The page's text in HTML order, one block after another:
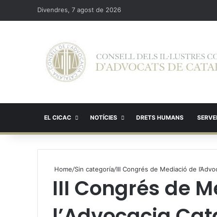
Divendres, 7 agost de 2026
EL CICAC NOTÍCIES DRETS HUMANS
Home/Sin categoría/III Congrés de Mediació de
III Congrés de